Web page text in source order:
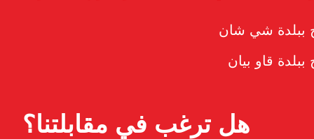
ببلدة شي شان
ببلدة قاو بيان
هل ترغب في مقابلتنا؟